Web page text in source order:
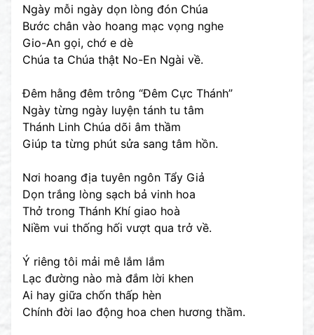
Ngày mỗi ngày dọn lòng đón Chúa
Bước chân vào hoang mạc vọng nghe
Gio-An gọi, chớ e dè
Chúa ta Chúa thật No-En Ngài về.
Đêm hằng đêm trông “Đêm Cực Thánh”
Ngày từng ngày luyện tánh tu tâm
Thánh Linh Chúa dõi âm thầm
Giúp ta từng phút sửa sang tâm hồn.
Nơi hoang địa tuyên ngôn Tẩy Giả
Dọn trắng lòng sạch bả vinh hoa
Thở trong Thánh Khí giao hoà
Niềm vui thống hối vượt qua trở về.
Ý riêng tôi mải mê lắm lắm
Lạc đường nào mà đắm lời khen
Ai hay giữa chốn thấp hèn
Chính đời lao động hoa chen hương thầm.